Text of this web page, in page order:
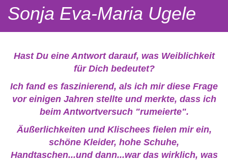
Sonja Eva-Maria Ugele
Hast Du eine Antwort darauf, was Weiblichkeit
für Dich bedeutet?
Ich fand es faszinierend, als ich mir diese Frage
vor einigen Jahren stellte und merkte, dass ich
beim Antwortversuch "rumeierte".
Äußerlichkeiten und Klischees fielen mir ein,
schöne Kleider, hohe Schuhe,
Handtaschen...und dann...war das wirklich, was